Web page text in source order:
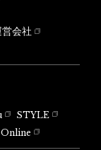
営会社
STYLE
Online